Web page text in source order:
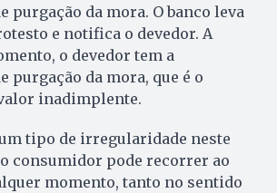
purgação da mora. O banco leva
e notifica o devedor. A
o devedor tem a
purgação da mora, que é o
inadimplente.
tipo de irregularidade neste
consumidor pode recorrer ao
momento, tanto no sentido